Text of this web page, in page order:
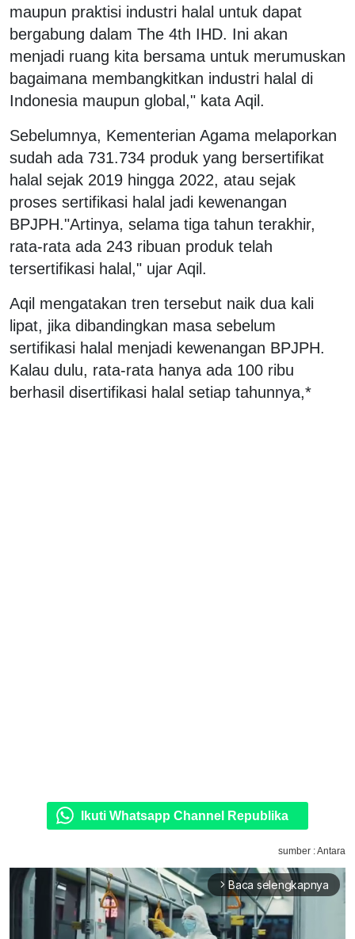
maupun praktisi industri halal untuk dapat
bergabung dalam The 4th IHD. Ini akan
menjadi ruang kita bersama untuk merumuskan
bagaimana membangkitkan industri halal di
Indonesia maupun global," kata Aqil.
Sebelumnya, Kementerian Agama melaporkan
sudah ada 731.734 produk yang bersertifikat
halal sejak 2019 hingga 2022, atau sejak
proses sertifikasi halal jadi kewenangan
BPJPH."Artinya, selama tiga tahun terakhir,
rata-rata ada 243 ribuan produk telah
tersertifikasi halal," ujar Aqil.
Aqil mengatakan tren tersebut naik dua kali
lipat, jika dibandingkan masa sebelum
sertifikasi halal menjadi kewenangan BPJPH.
Kalau dulu, rata-rata hanya ada 100 ribu
berhasil disertifikasi halal setiap tahunnya,*
Ikuti Whatsapp Channel Republika
sumber : Antara
arrow_forward_ios Baca selengkapnya